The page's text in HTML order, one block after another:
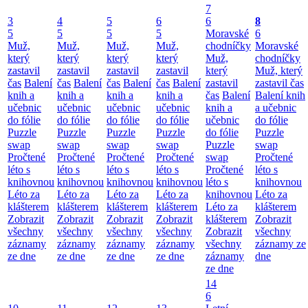
3
5
Muž,
který
zastavil
čas Balení
knih a
učebnic
do fólie
Puzzle
swap
Pročtené
léto s
knihovnou
Léto za
klášterem
Zobrazit
všechny
záznamy
ze dne
4
5
Muž,
který
zastavil
čas Balení
knih a
učebnic
do fólie
Puzzle
swap
Pročtené
léto s
knihovnou
Léto za
klášterem
Zobrazit
všechny
záznamy
ze dne
5
5
Muž,
který
zastavil
čas Balení
knih a
učebnic
do fólie
Puzzle
swap
Pročtené
léto s
knihovnou
Léto za
klášterem
Zobrazit
všechny
záznamy
ze dne
6
5
Muž,
který
zastavil
čas Balení
knih a
učebnic
do fólie
Puzzle
swap
Pročtené
léto s
knihovnou
Léto za
klášterem
Zobrazit
všechny
záznamy
ze dne
7
6
Moravské
chodníčky
Muž,
který
zastavil
čas Balení
knih a
učebnic
do fólie
Puzzle
swap
Pročtené
léto s
knihovnou
Léto za
klášterem
Zobrazit
všechny
záznamy
ze dne
8
6
Moravské
chodníčky
Muž, který
zastavil čas
Balení knih
a učebnic
do fólie
Puzzle
swap
Pročtené
léto s
knihovnou
Léto za
klášterem
Zobrazit
všechny
záznamy ze
dne
14
6